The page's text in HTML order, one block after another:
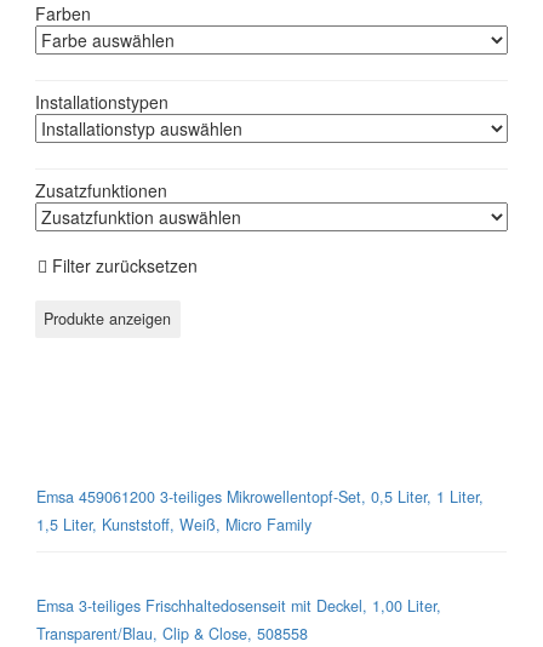
Farben
Installationstypen
Zusatzfunktionen
Filter zurücksetzen
Emsa 459061200 3-teiliges Mikrowellentopf-Set, 0,5 Liter, 1 Liter,
1,5 Liter, Kunststoff, Weiß, Micro Family
Emsa 3-teiliges Frischhaltedosenseit mit Deckel, 1,00 Liter,
Transparent/Blau, Clip & Close, 508558